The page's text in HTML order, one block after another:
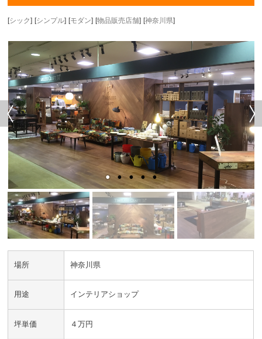
[シック] [シンプル] [モダン] [物品販売店舗] [神奈川県]
場所 神奈川県
用途 インテリアショップ
坪単価 ４万円